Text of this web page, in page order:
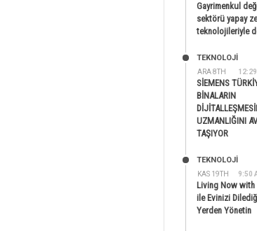
Gayrimenkul
sektörü yapay
teknolojileriyle
ARA 8TH
TEKNOLOJİ
SİEMENS
BİNALARIN
UZMANLIĞINI
TAŞIYOR
KAS 19TH 9:50
TEKNOLOJİ
Living Now with
ile Evinizi
Yerden Yönetin